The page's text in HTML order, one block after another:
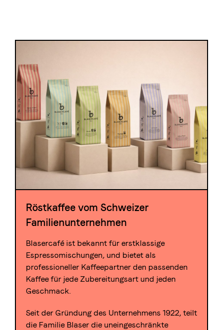
Die Berner Rösterei
Blasercafé
Rösterei Kaffee und Bar
Blaser Trading
© 2026 Blasercafé AG
Röstkaffee vom Schweizer
Familienunternehmen
Blasercafé ist bekannt für erstklassige
Espressomischungen, und bietet als
professioneller Kaffeepartner den passenden
Kaffee für jede Zubereitungsart und jeden
Geschmack.
Seit der Gründung des Unternehmens 1922, teilt
die Familie Blaser die uneingeschränkte